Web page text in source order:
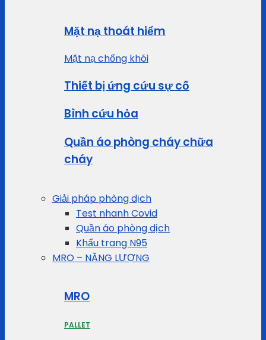
Mặt nạ thoát hiểm
Mặt nạ chống khói
Thiết bị ứng cứu sự cố
Bình cứu hỏa
Quần áo phòng cháy chữa
cháy
Giải pháp phòng dịch
Test nhanh Covid
Quần áo phòng dịch
Khẩu trang N95
MRO – NĂNG LƯỢNG
MRO
PALLET